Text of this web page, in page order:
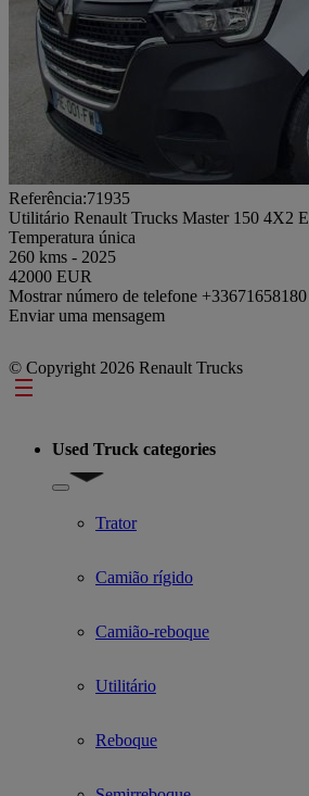
Referência:71935
Utilitário Renault Trucks Master 150 4X2
Temperatura única
260 kms - 2025
42000 EUR
Mostrar número de telefone +33671658180
Enviar uma mensagem
© Copyright 2026 Renault Trucks
Footer
Used Truck categories
Show submenu for Used Truck
Trator
Camião rígido
Camião-reboque
Utilitário
Reboque